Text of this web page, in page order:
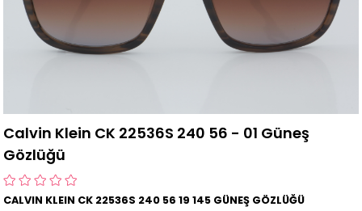
Calvin Klein CK 22536S 240 56 - 01 Güneş
Gözlüğü
CALVIN KLEIN CK 22536S 240 56 19 145 GÜNEŞ GÖZLÜĞÜ